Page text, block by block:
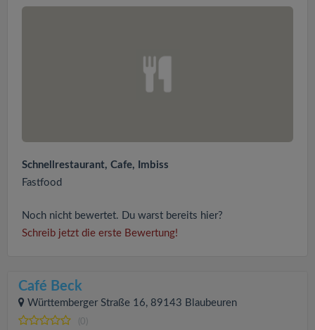
Schnellrestaurant, Cafe, Imbiss
Fastfood
Noch nicht bewertet. Du warst bereits hier?
Schreib jetzt die erste Bewertung!
Café Beck
Württemberger Straße 16, 89143 Blaubeuren
(0)